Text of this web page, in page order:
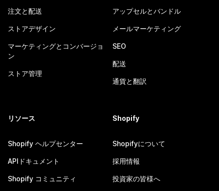
注文と配送
ストアデザイン
マーケティングとコンバージョ
ン
ストア管理
アップセルとバンドル
メールマーケティング
SEO
配送
通貨と翻訳
リソース
Shopify ヘルプセンター
APIドキュメント
Shopify コミュニティ
Shopify
Shopifyについて
採用情報
投資家の皆様へ